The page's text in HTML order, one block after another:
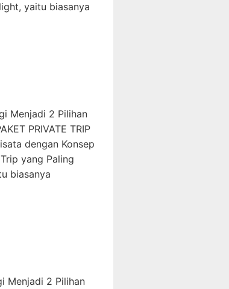
yaitu biasanya
Menjadi 2 Pilihan
PRIVATE TRIP
dengan Konsep
yang Paling
biasanya
Menjadi 2 Pilihan